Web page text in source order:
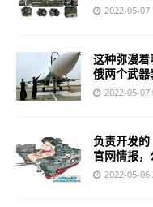
2022-05-07
这种弥漫着
俄两个武
2022-05-07
负责开发
官网情报
2022-05-06